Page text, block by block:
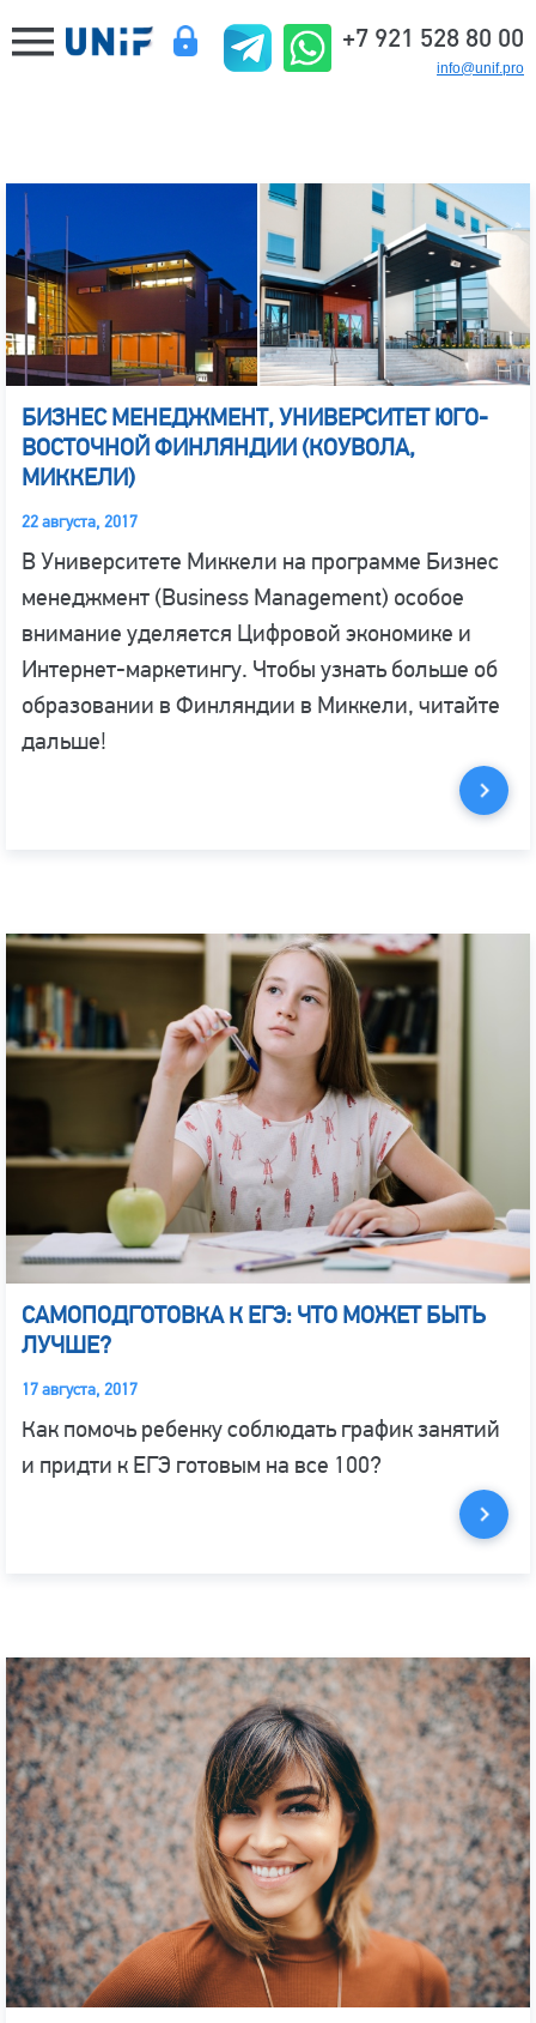
+7 921 528 80 00
info@unif.pro
БИЗНЕС МЕНЕДЖМЕНТ, УНИВЕРСИТЕТ ЮГО-
ВОСТОЧНОЙ ФИНЛЯНДИИ (КОУВОЛА,
МИККЕЛИ)
22 августа, 2017
В Университете Миккели на программе Бизнес
менеджмент (Business Management) особое
внимание уделяется Цифровой экономике и
Интернет-маркетингу. Чтобы узнать больше об
образовании в Финляндии в Миккели, читайте
дальше!
САМОПОДГОТОВКА К ЕГЭ: ЧТО МОЖЕТ БЫТЬ
ЛУЧШЕ?
17 августа, 2017
Как помочь ребенку соблюдать график занятий
и придти к ЕГЭ готовым на все 100?